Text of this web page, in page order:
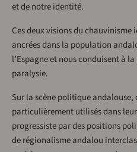
et de notre identité.
Ces deux visions du
ancrées dans la population
l’Espagne et nous conduisent à
paralysie.
Sur la scène politique andalouse,
particulièrement utilisés dans
progressiste par des positions
de régionalisme andalou